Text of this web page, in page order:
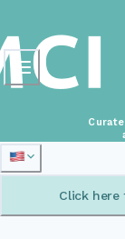
Click